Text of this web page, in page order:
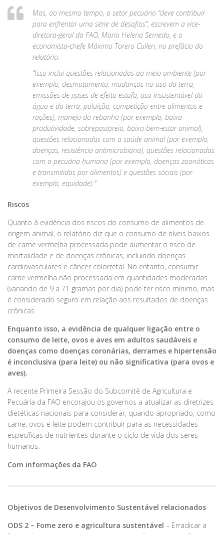
Mas, ao mesmo tempo, o setor pecuário “deve contribuir
para enfrentar uma série de desafios”, escrevem a vice-
diretora-geral da FAO, Maria Helena Semedo, e o
economista-chefe Máximo Torero Cullen, no prefácio do
relatório.
“Isso inclui questões relacionadas ao meio ambiente (por
exemplo, desmatamento, mudanças no uso da terra,
emissões de gases de efeito estufa, uso insustentável da
água e da terra, poluição, competição entre alimentos e
rações), manejo do rebanho (por exemplo, baixa
produtividade, sobrepastoreio, baixo bem-estar animal),
questões relacionadas com a saúde animal (por exemplo,
doenças, resistência antimicrobiana), questões relacionadas
com a pecuária humana (por exemplo, doenças zoonóticas
e transmitidas por alimentos) e questões sociais (por
exemplo, equidade).”
Riscos
Quanto à evidência dos riscos do consumo de alimentos de
origem animal, o relatório diz que o consumo de níveis baixos
de carne vermelha processada pode aumentar o risco de
mortalidade e de doenças crônicas, incluindo doenças
cardiovasculares e câncer colorretal. No entanto, consumir
carne vermelha não processada em quantidades moderadas
(variando de 9 a 71 gramas por dia) pode ter risco mínimo, mas
é considerado seguro em relação aos resultados de doenças
crônicas.
Enquanto isso, a evidência de qualquer ligação entre o
consumo de leite, ovos e aves em adultos saudáveis ​​e
doenças como doenças coronárias, derrames e hipertensão
é inconclusiva (para leite) ou não significativa (para ovos e
aves).
A recente Primeira Sessão do Subcomitê de Agricultura e
Pecuária da FAO encorajou os governos a atualizar as diretrizes
dietéticas nacionais para considerar, quando apropriado, como
carne, ovos e leite podem contribuir para as necessidades
específicas de nutrientes durante o ciclo de vida dos seres
humanos.
Com informações da FAO
Objetivos de Desenvolvimento Sustentável relacionados
ODS 2 – Fome zero e agricultura sustentável – Erradicar a